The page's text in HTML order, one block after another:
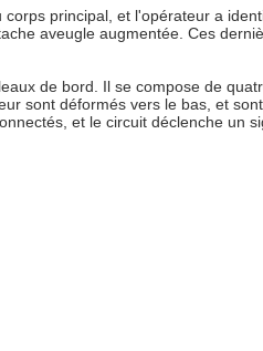
principal, et l'opérateur a
aveugle augmentée. Ces
de bord. Il se compose de
sont déformés vers le bas, et
et le circuit déclenche un